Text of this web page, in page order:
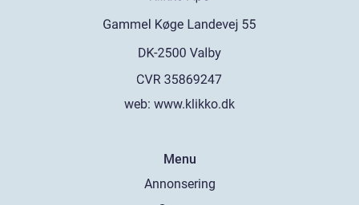
web: www.klikko.dk
Menu
Annonsering